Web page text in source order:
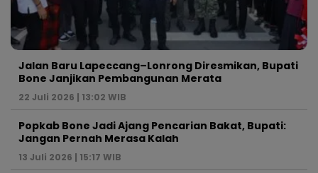
Jalan Baru Lapeccang–Lonrong Diresmikan, Bupati
Bone Janjikan Pembangunan Merata
22 Juli 2026 | 13:02 WIB
Popkab Bone Jadi Ajang Pencarian Bakat, Bupati:
Jangan Pernah Merasa Kalah
13 Juli 2026 | 15:17 WIB